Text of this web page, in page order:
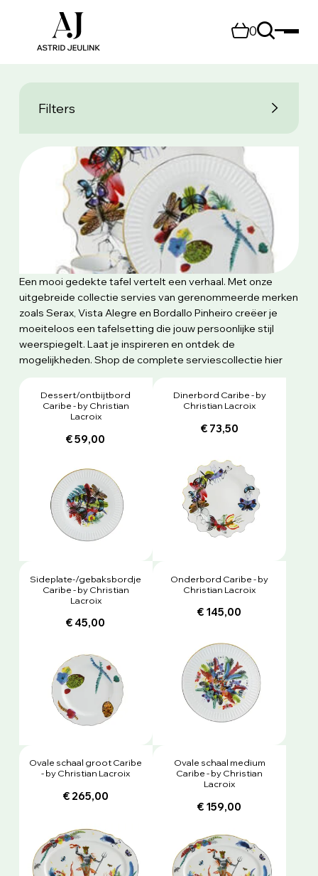
0
Filters
Een mooi gedekte tafel vertelt een verhaal. Met onze
uitgebreide collectie servies van gerenommeerde merken
zoals Serax, Vista Alegre en Bordallo Pinheiro creëer je
moeiteloos een tafelsetting die jouw persoonlijke stijl
weerspiegelt. Laat je inspireren en ontdek de
mogelijkheden. Shop de complete serviescollectie hier
Dessert/ontbijtbord
Caribe - by Christian
Lacroix
€ 59,00
Dinerbord Caribe - by
Christian Lacroix
€ 73,50
Sideplate-/gebaksbordje
Caribe - by Christian
Lacroix
€ 45,00
Onderbord Caribe - by
Christian Lacroix
€ 145,00
Ovale schaal groot Caribe
- by Christian Lacroix
€ 265,00
Ovale schaal medium
Caribe - by Christian
Lacroix
€ 159,00